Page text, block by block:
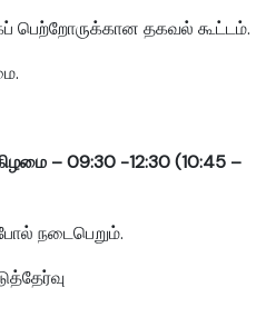
தகவல் கூட்டம்.
– 09:30 -12:30 (10:45 –
நடைபெறும்.